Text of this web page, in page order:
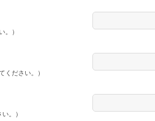
。）
ください。）
。）